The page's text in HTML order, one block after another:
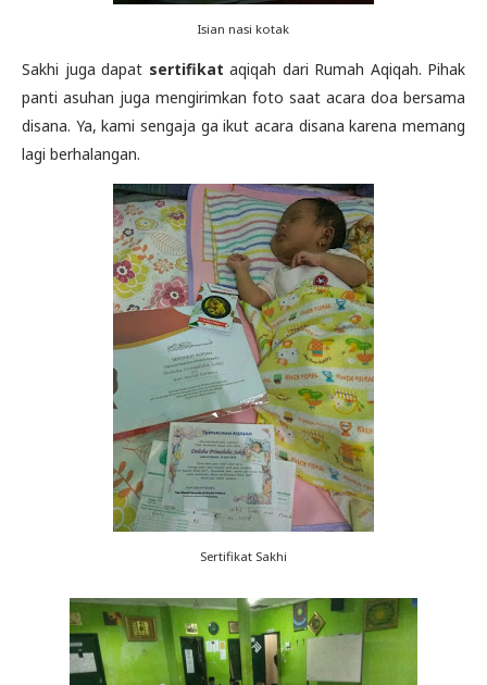
Isian nasi kotak
Sakhi juga dapat sertifikat aqiqah dari Rumah Aqiqah. Pihak
panti asuhan juga mengirimkan foto saat acara doa bersama
disana. Ya, kami sengaja ga ikut acara disana karena memang
lagi berhalangan.
Sertifikat Sakhi